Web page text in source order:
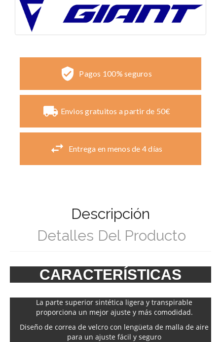
Pagos 100% seguros
Envios gratuitos a partir de 50€
Entrega en menos de 4 días
Descripción
Detalles Del Producto
CARACTERÍSTICAS
La parte superior sintética ligera y transpirable
proporciona un mejor ajuste y más comodidad.
Diseño de correa de velcro con lengüeta de malla de aire
para un ajuste fácil y seguro